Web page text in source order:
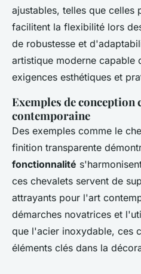
ajustables, telles que celles
facilitent la flexibilité lors
de robustesse et
artistique moderne capable
exigences esthétiques et
Exemples de conception
contemporaine
Des exemples comme le
finition transparente
fonctionnalité
ces chevalets servent de
attrayants pour l'art
démarches novatrices et
que l'acier inoxydable, ces
éléments clés dans la